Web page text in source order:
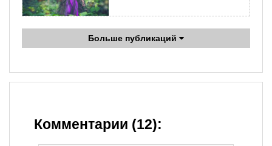
Больше публикаций
Комментарии (12):